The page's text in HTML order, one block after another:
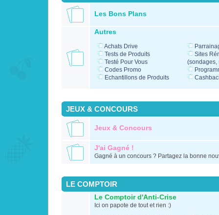
Les Bons Plans
Autres
Achats Drive
Tests de Produits
Testé Pour Vous
Codes Promo
Echantillons de Produits
Sites
(sondages,
JEUX & CONCOURS
Jeux & Concours
J'ai Gagné !
Gagné à un concours ? Partagez la bonne
LE COMPTOIR
Le Comptoir d'Anti-Crise
Ici on papote de tout et rien :)